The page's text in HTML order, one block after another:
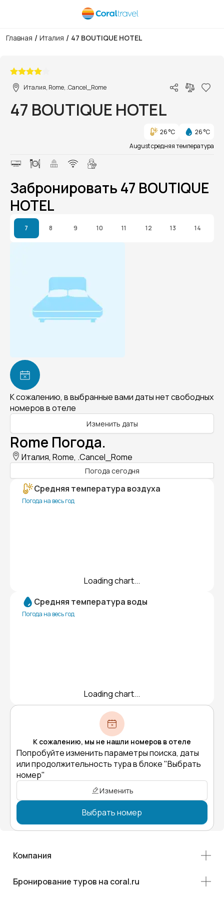
Главная / Италия / 47 BOUTIQUE HOTEL
Италия, Rome, .Cancel_Rome
47 BOUTIQUE HOTEL
26 °C
26 °C
August средняя температура
Забронировать 47 BOUTIQUE
HOTEL
7 8 9 10 11 12 13 14
К сожалению, в выбранные вами даты нет свободных
номеров в отеле
Изменить даты
Rome Погода.
Италия, Rome, .Cancel_Rome
Погода сегодня
Средняя температура воздуха
Погода на весь год
Loading chart...
Средняя температура воды
Погода на весь год
Loading chart...
К сожалению, мы не нашли номеров в отеле
Попробуйте изменить параметры поиска, даты
или продолжительность тура в блоке "Выбрать
номер"
Изменить
Выбрать номер
Компания
Бронирование туров на coral.ru